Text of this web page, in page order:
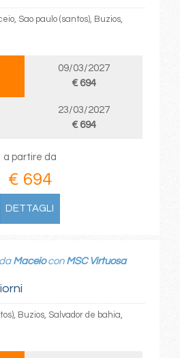
Sao paulo (santos), Buzios,
09/03/2027
€ 694
23/03/2027
€ 694
a partire da
€ 694
DETTAGLI
da Maceiocon MSC Virtuosa
Buzios, Salvador de bahia,